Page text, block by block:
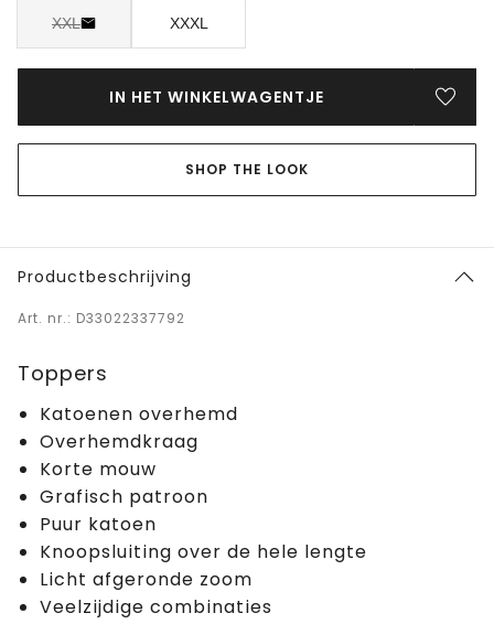
XXL XXXL
IN HET WINKELWAGENTJE
SHOP THE LOOK
Productbeschrijving
Art. nr.: D33022337792
Toppers
Katoenen overhemd
Overhemdkraag
Korte mouw
Grafisch patroon
Puur katoen
Knoopsluiting over de hele lengte
Licht afgeronde zoom
Veelzijdige combinaties